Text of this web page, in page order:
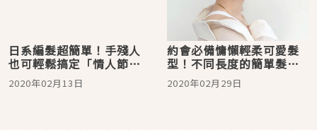
日系編髮超簡單！手殘人
也可輕鬆搞定「情人節編
髮術」
2020年02月13日
約會必備慵懶輕柔可愛髮
型！不同長度的簡單髮型
打理法
2020年02月29日